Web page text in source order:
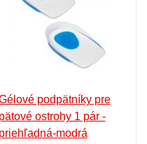
podpätníky pre
pätové ostrohy 1 pár -
priehľadná-modrá